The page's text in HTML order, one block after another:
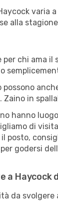
varia
alla
per chi ama
possono
in
hanno
di
posto,
godersi
a Haycock
da